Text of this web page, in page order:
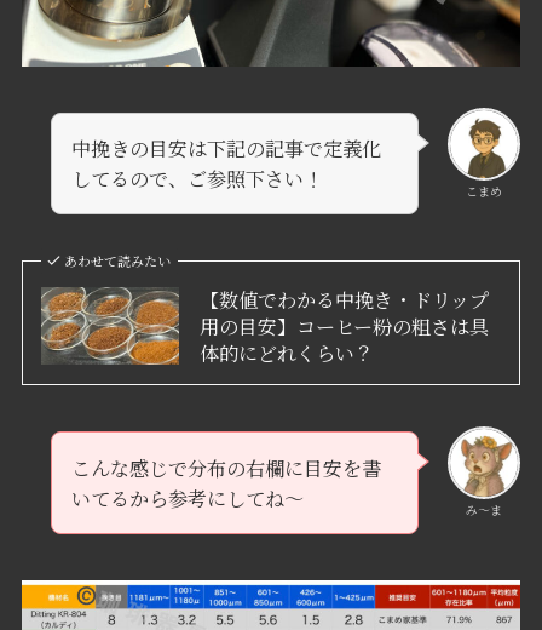
こまめ
中挽きの目安は下記の記事で定義化
してるので、ご参照下さい！
あわせて読みたい
【数値でわかる中挽き・ドリップ
用の目安】コーヒー粉の粗さは具
体的にどれくらい？
み〜ま
こんな感じで分布の右欄に目安を書
いてるから参考にしてね～